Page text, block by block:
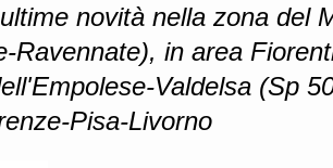
novità nella zona del
Ravennate), in area
Valdelsa (Sp
Pisa-Livorno